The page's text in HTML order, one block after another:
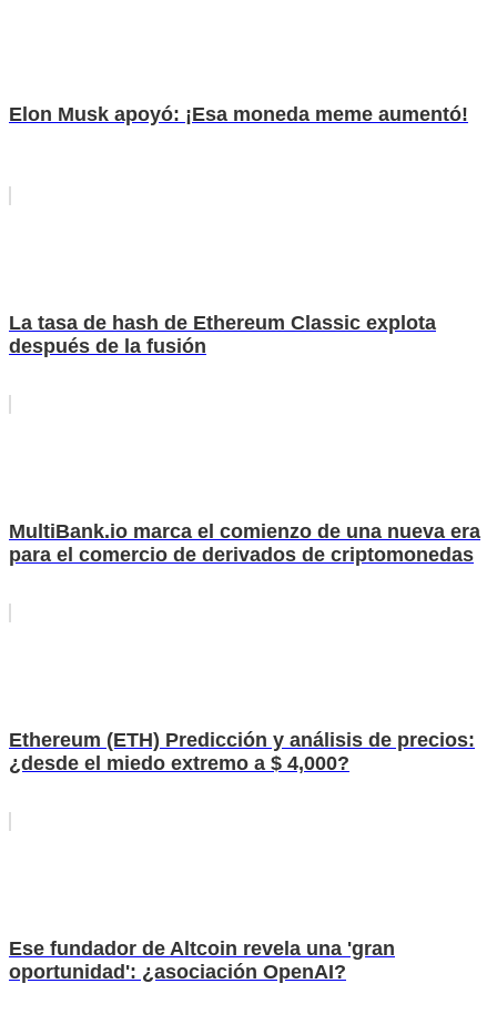
Elon Musk apoyó: ¡Esa moneda meme aumentó!
La tasa de hash de Ethereum Classic explota
después de la fusión
MultiBank.io marca el comienzo de una nueva era
para el comercio de derivados de criptomonedas
Ethereum (ETH) Predicción y análisis de precios:
¿desde el miedo extremo a $ 4,000?
Ese fundador de Altcoin revela una 'gran
oportunidad': ¿asociación OpenAI?